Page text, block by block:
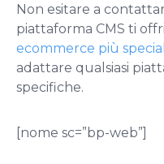
Non esitare a
piattaforma CMS ti
ecommerce più
adattare qualsiasi
specifiche.
[nome sc=”bp-web”]